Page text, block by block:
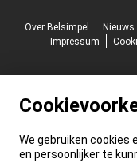
Over Belsimpel
Nieuws
Impressum
We gebruiken cookies
en persoonlijker te